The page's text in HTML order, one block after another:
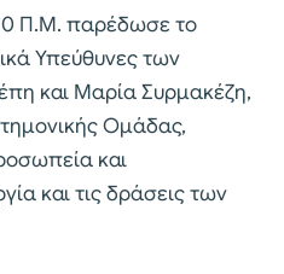
Π.Μ. παρέδωσε το
Υπεύθυνες των
και Μαρία Συρμακέζη,
Ομάδας,
και
και τις δράσεις των